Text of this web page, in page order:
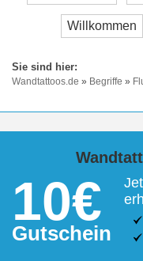
Willkommen
Wandtattoos.de » Begriffe »
10€
Gutschein